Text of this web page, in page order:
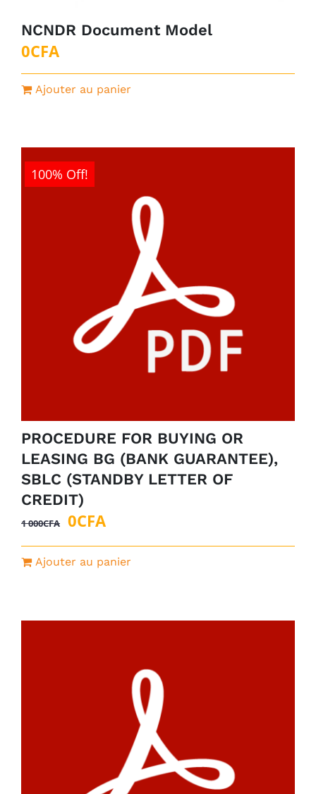
NCNDR Document Model
0CFA
Ajouter au panier
100% Off!
PROCEDURE FOR BUYING OR
LEASING BG (BANK GUARANTEE),
SBLC (STANDBY LETTER OF
CREDIT)
1 000CFA
Le
prix
initial
000CFA.
0CFALe
prix
actuel
Ajouter au panier